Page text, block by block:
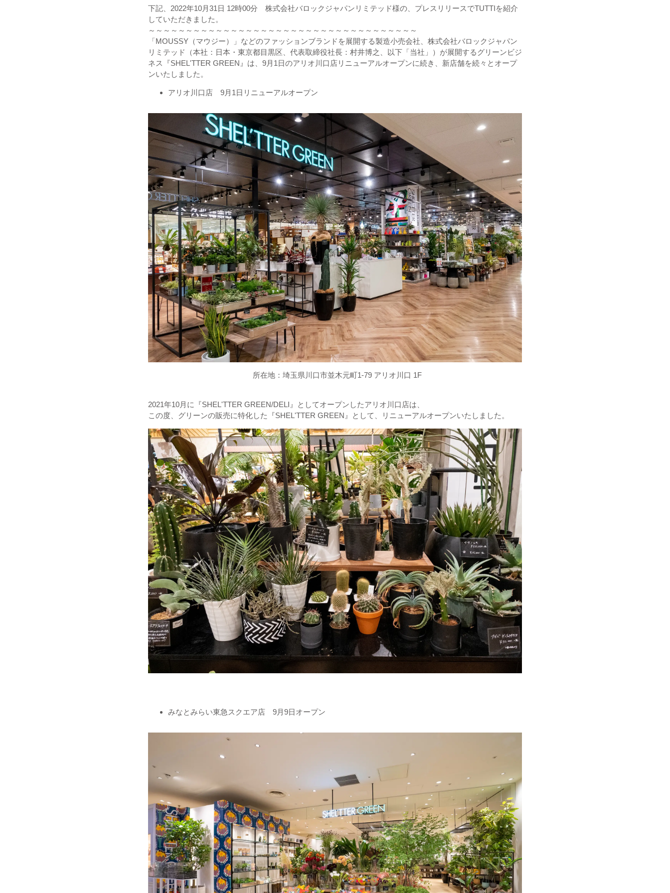
下記、 2022年10月31日 12時00分 株式会社バロックジャパンリミテッド様の、プレスリリースでTUTTIを紹介
していただきました。
～～～～～～～～～～～～～～～～～～～～～～～～～～～～～～～～～～～～
「MOUSSY（マウジー）」などのファッションブランドを展開する製造小売会社、株式会社バロックジャパン
リミテッド（本社：日本・東京都目黒区、代表取締役社長：村井博之、以下「当社」）が展開するグリーンビジ
ネス『SHEL'TTER GREEN』は、9月1日のアリオ川口店リニューアルオープンに続き、新店舗を続々とオープ
ンいたしました。
アリオ川口店 9月1日リニューアルオープン
所在地：埼玉県川口市並木元町1-79 アリオ川口 1F
2021年10月に『SHEL'TTER GREEN/DELI』としてオープンしたアリオ川口店は、
この度、グリーンの販売に特化した『SHEL'TTER GREEN』として、リニューアルオープンいたしました。
みなとみらい東急スクエア店 9月9日オープン